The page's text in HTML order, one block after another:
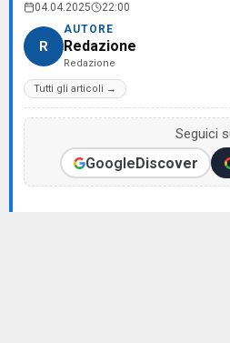
04.04.2025 22:00
R
AUTORE
Redazione
Redazione
Tutti gli articoli →
Seguici
GoogleDiscover